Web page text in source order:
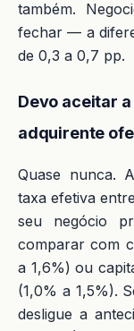
também.
fechar — a
de 0,3 a 0,7 pp.
Devo aceitar
adquirente
Quase nunca.
taxa efetiva
seu negócio
comparar com
a 1,6%) ou
(1,0% a 1,5%).
desligue a